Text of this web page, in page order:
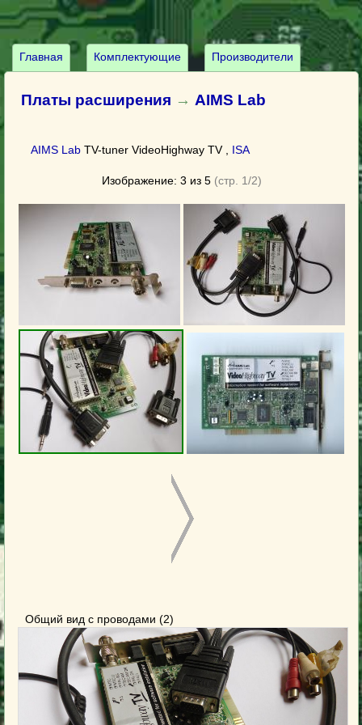
Главная Комплектующие Производители
Платы расширения → AIMS Lab
AIMS Lab TV-tuner VideoHighway TV , ISA
Изображение: 3 из 5(стр. 1/2)
Общий вид с проводами (2)